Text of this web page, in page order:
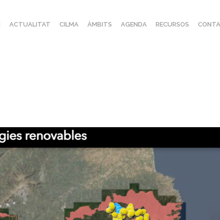
ACTUALITAT CILMA ÀMBITS AGENDA RECURSOS